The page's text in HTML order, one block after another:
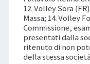
12. Volley Sora
Massa; 14. Volley
Commissione,
presentati dalla
ritenuto di non
della stessa